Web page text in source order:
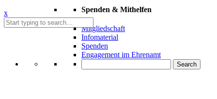
Spenden & Mithelfen
Mitgliedschaft
Infomaterial
Spenden
Engagement im Ehrenamt
Search
x